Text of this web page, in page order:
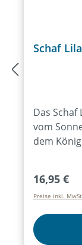
Schaf
Das
vom
dem
hat.
Feuerholz
Band: Elia
Elias
Regulärer
16,95 €
Preise inkl.